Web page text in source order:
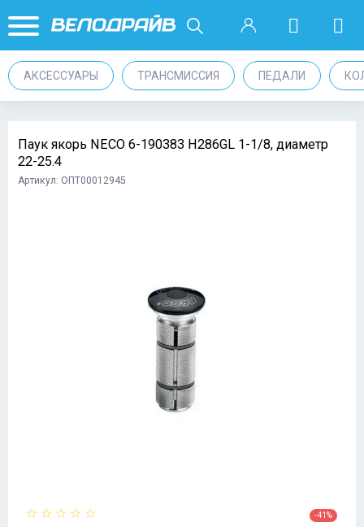
АКСЕССУАРЫ ТРАНСМИССИЯ ПЕДАЛИ
Паук якорь NECO 6-190383 H286GL 1-1/8, диаметр
22-25.4
Артикул: ОПТ00012945
-41%